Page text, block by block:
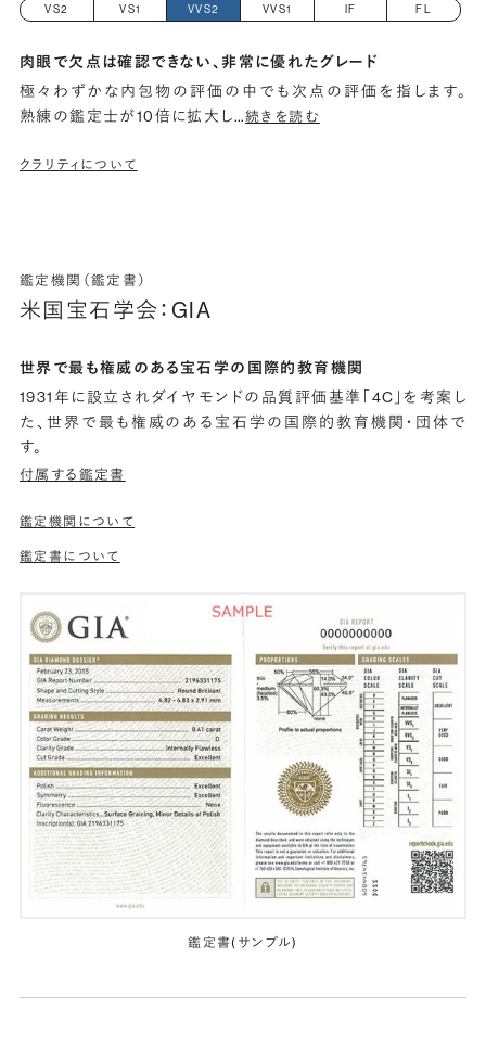
VS2 VS1 VVS2 VVS1 IF FL
肉眼で欠点は確認できない、非常に優れたグレード
極々わずかな内包物の評価の中でも次点の評価を指します。
熟練の鑑定士が10倍に拡大し…続きを読む
クラリティについて
鑑定機関（鑑定書）
米国宝石学会：GIA
世界で最も権威のある宝石学の国際的教育機関
1931年に設立されダイヤモンドの品質評価基準「4C」を考案し
た、世界で最も権威のある宝石学の国際的教育機関・団体で
す。
付属する鑑定書
鑑定機関について
鑑定書について
鑑定書(サンプル)